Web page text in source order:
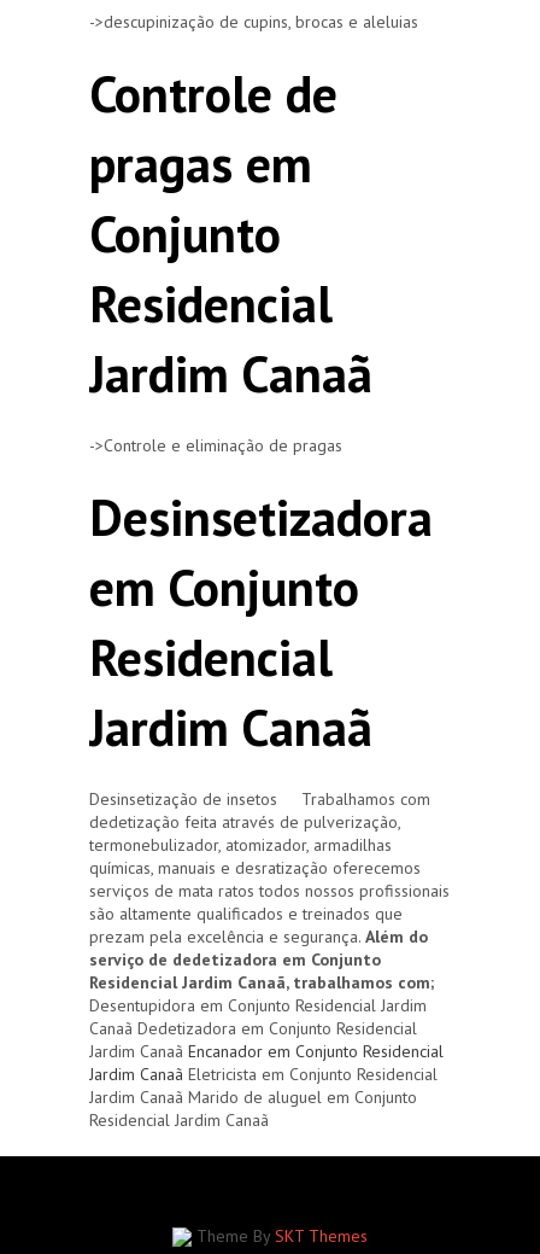
->descupinização de cupins, brocas e aleluias
Controle de
pragas em
Conjunto
Residencial
Jardim Canaã
->Controle e eliminação de pragas
Desinsetizadora
em Conjunto
Residencial
Jardim Canaã
Desinsetização de insetos Trabalhamos com
dedetização feita através de pulverização,
termonebulizador, atomizador, armadilhas
químicas, manuais e desratização oferecemos
serviços de mata ratos todos nossos profissionais
são altamente qualificados e treinados que
prezam pela excelência e segurança. Além do
serviço de dedetizadora em Conjunto
Residencial Jardim Canaã, trabalhamos com;
Desentupidora em Conjunto Residencial Jardim
Canaã Dedetizadora em Conjunto Residencial
Jardim Canaã Encanador em Conjunto Residencial
Jardim Canaã Eletricista em Conjunto Residencial
Jardim Canaã Marido de aluguel em Conjunto
Residencial Jardim Canaã
Theme By SKT Themes